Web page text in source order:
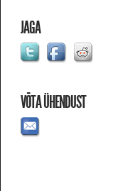
JAGA
VÕTA ÜHENDUST